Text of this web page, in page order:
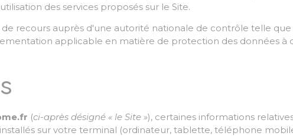
des services proposés sur le Site.
de recours auprès d'une autorité nationale de contrôle telle
applicable en matière de protection des données
(ci-après désigné « le Site »), certaines informations
installés sur votre terminal (ordinateur, tablette, téléphone